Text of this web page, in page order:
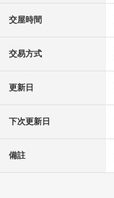
交屋時間
交易方式
更新日
下次更新日
備註